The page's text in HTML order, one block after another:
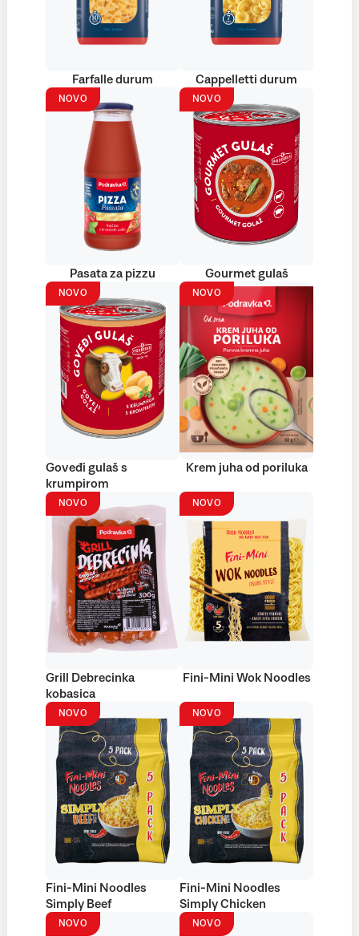
Farfalle durum Cappelletti durum
NOVO
Pasata za pizzu
NOVO
Gourmet gulaš
NOVO
Goveđi gulaš s
krumpirom
NOVO
Krem juha od poriluka
NOVO
Grill Debrecinka
kobasica
NOVO
Fini-Mini Wok Noodles
NOVO
Fini-Mini Noodles
Simply Beef
NOVO
Fini-Mini Noodles
Simply Chicken
NOVO NOVO